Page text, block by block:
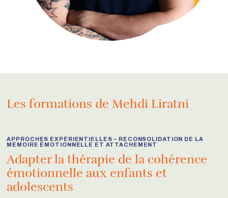
Les formations de Mehdi Liratni
APPROCHES EXPÉRIENTIELLES – RECONSOLIDATION DE LA
MÉMOIRE ÉMOTIONNELLE ET ATTACHEMENT
Adapter la thérapie de la cohérence
émotionnelle aux enfants et
adolescents